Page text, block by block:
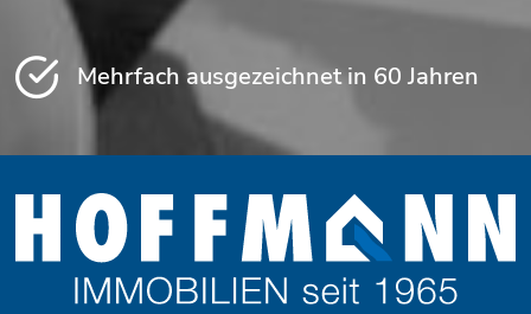
Mehrfach ausgezeichnet in 60 Jahren